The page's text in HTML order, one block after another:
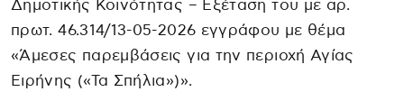
Δημοτικής Κοινότητας – Εξέταση του με αρ.
πρωτ. 46.314/13-05-2026 εγγράφου με θέμα
«Άμεσες παρεμβάσεις για την περιοχή Αγίας
Ειρήνης («Τα Σπήλια»)».